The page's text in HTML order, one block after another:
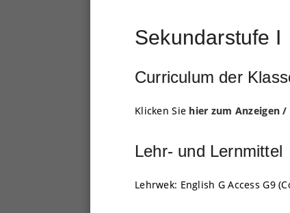
Sekundarstufe I
Curriculum der
Klicken Sie hier zum Anzeigen /
Lehr- und Lernmittel
Lehrwek: English G Access G9